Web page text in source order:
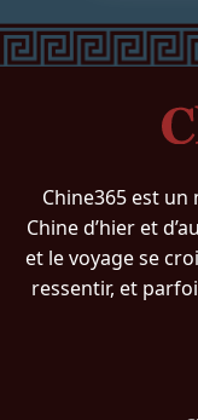
Chine365 est
Chine d’hier et
et le voyage se
ressentir, et